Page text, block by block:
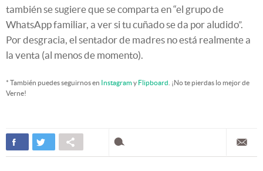
también se sugiere que se comparta en “el grupo de
WhatsApp familiar, a ver si tu cuñado se da por aludido”.
Por desgracia, el sentador de madres no está realmente a
la venta (al menos de momento).
* También puedes seguirnos en Instagramy Flipboard . ¡No te pierdas lo mejor de
Verne!